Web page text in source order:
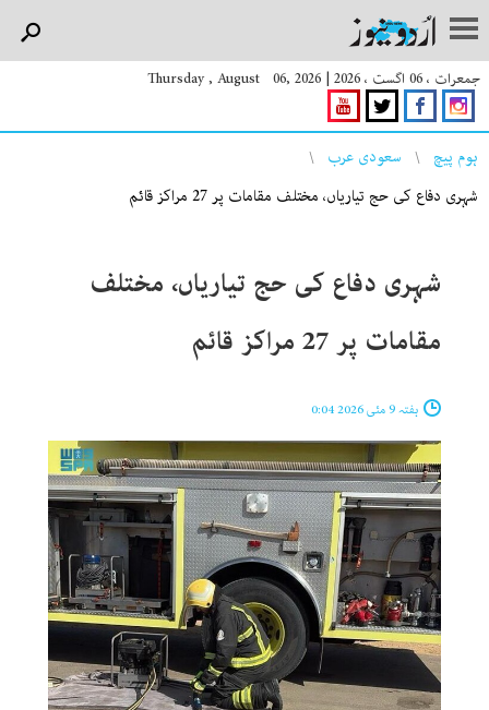
جمعرات ، 06 اگست ، 2026 |
Thursday , August 06, 2026
You are here
ہوم پیچ
سعودی عرب
شہری دفاع کی حج تیاریاں، مختلف مقامات پر 27 مراکز قائم
شہری دفاع کی حج تیاریاں، مختلف
مقامات پر 27 مراکز قائم
ہفتہ 9 مئی 2026 0:04